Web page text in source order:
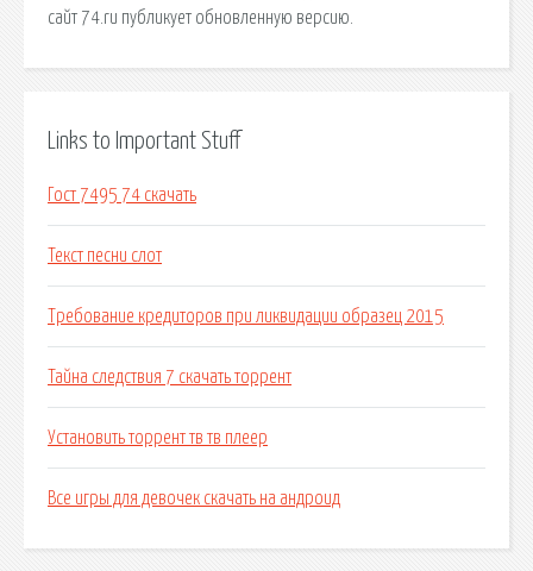
сайт 74.ru публикует обновленную версию.
Links to Important Stuff
Гост 7495 74 скачать
Текст песни слот
Требование кредиторов при ликвидации образец 2015
Тайна следствия 7 скачать торрент
Установить торрент тв тв плеер
Все игры для девочек скачать на андроид